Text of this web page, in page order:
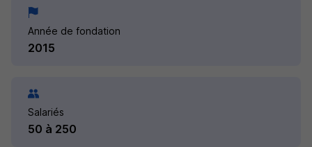
Année de fondation
2015
Salariés
50 à 250